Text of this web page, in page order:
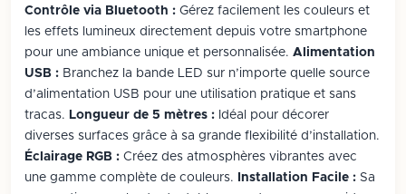
Contrôle via Bluetooth : Gérez facilement les couleurs et
les effets lumineux directement depuis votre smartphone
pour une ambiance unique et personnalisée. Alimentation
USB : Branchez la bande LED sur n’importe quelle source
d’alimentation USB pour une utilisation pratique et sans
tracas. Longueur de 5 mètres : Idéal pour décorer
diverses surfaces grâce à sa grande flexibilité d’installation.
Éclairage RGB : Créez des atmosphères vibrantes avec
une gamme complète de couleurs.
Installation Facile : Sa